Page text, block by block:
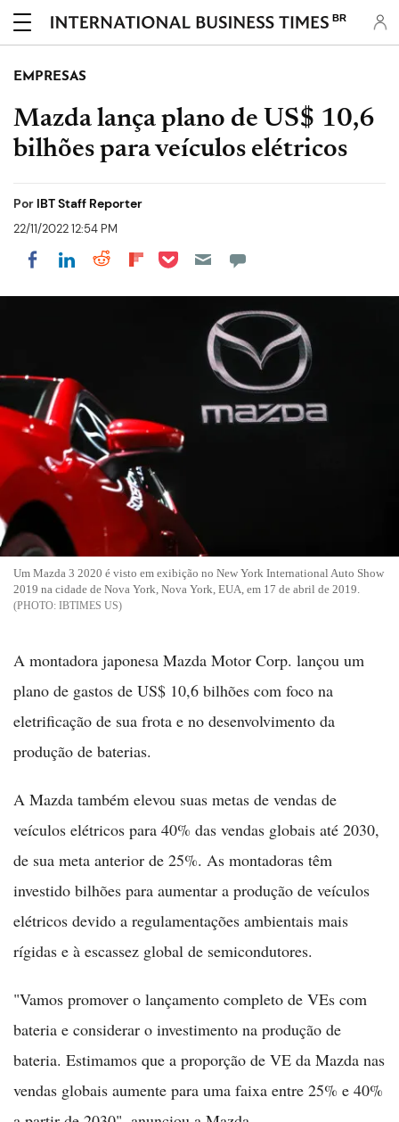
BR
EMPRESAS
Mazda lança plano de US$ 10,6
bilhões para veículos elétricos
Por IBT Staff Reporter
22/11/2022 12:54 PM
Share on Facebook
Share on LinkedIn
Share on Reddit
Share on Flipboard
Share on Pocket
Um Mazda 3 2020 é visto em exibição no New York International Auto Show
2019 na cidade de Nova York, Nova York, EUA, em 17 de abril de 2019.
IBTIMES US
A montadora japonesa Mazda Motor Corp. lançou um
plano de gastos de US$ 10,6 bilhões com foco na
eletrificação de sua frota e no desenvolvimento da
produção de baterias.
A Mazda também elevou suas metas de vendas de
veículos elétricos para 40% das vendas globais até 2030,
de sua meta anterior de 25%. As montadoras têm
investido bilhões para aumentar a produção de veículos
elétricos devido a regulamentações ambientais mais
rígidas e à escassez global de semicondutores.
"Vamos promover o lançamento completo de VEs com
bateria e considerar o investimento na produção de
bateria. Estimamos que a proporção de VE da Mazda nas
vendas globais aumente para uma faixa entre 25% e 40%